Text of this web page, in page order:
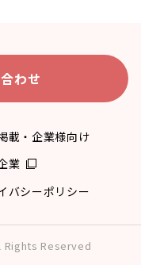
わせ
載・企業様向け
業
バシーポリシー
Rights Reserved